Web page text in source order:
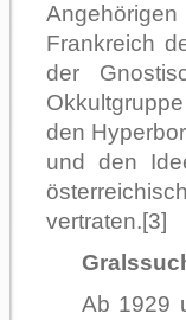
Frankreich
der
den
und den
vertraten.[3]
Ab 1929